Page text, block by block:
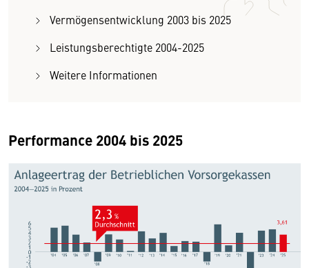
Vermögensentwicklung 2003 bis 2025
Leistungsberechtigte 2004-2025
Weitere Informationen
Performance 2004 bis 2025